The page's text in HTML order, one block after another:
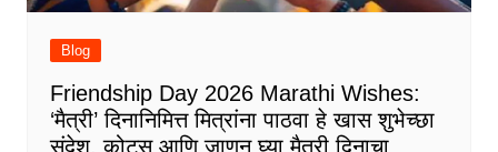
Blog
Friendship Day 2026 Marathi Wishes:
‘मैत्री’ दिनानिमित्त मित्रांना पाठवा हे खास शुभेच्छा
संदेश, कोट्स आणि जाणून घ्या मैत्री दिनाचा